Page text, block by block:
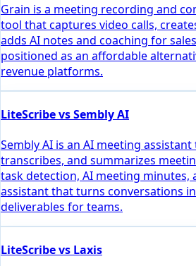
Grain is a meeting recording and
tool that captures video calls,
adds AI notes and coaching for
positioned as an affordable
revenue platforms.
LiteScribe vs Sembly AI
Sembly AI is an AI meeting
transcribes, and summarizes
task detection, AI meeting minutes,
assistant that turns conversations
deliverables for teams.
LiteScribe vs Laxis